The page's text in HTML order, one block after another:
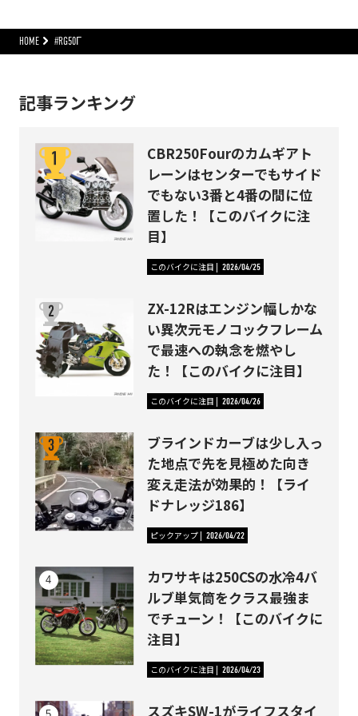
HOME #RG50Γ
記事ランキング
CBR250Fourのカムギアト
レーンはセンターでもサイド
でもない3番と4番の間に位
置した！【このバイクに注
目】
このバイクに注目 2026/04/25
ZX-12Rはエンジン幅しかな
い異次元モノコックフレーム
で最速への執念を燃やし
た！【このバイクに注目】
このバイクに注目 2026/04/26
ブラインドカーブは少し入っ
た地点で先を見極めた向き
変え走法が効果的！【ライ
ドナレッジ186】
ピックアップ 2026/04/22
カワサキは250CSの水冷4バ
ルブ単気筒をクラス最強ま
でチューン！【このバイクに
注目】
このバイクに注目 2026/04/23
スズキSW-1がライフスタイ